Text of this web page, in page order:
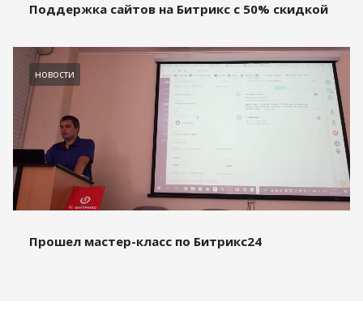
Поддержка сайтов на Битрикс с 50% скидкой
новости
Прошел мастер-класс по Битрикс24